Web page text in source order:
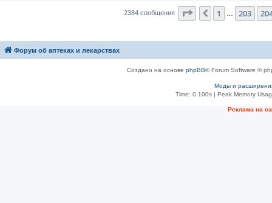
2384 сообщения Страница 205из
Пред.
1 203
Форум об аптеках и лекарствах
Создано на основе phpBB® Forum Software ©
Моды и
Time: 0.100s| Peak Memory
Рeклама на